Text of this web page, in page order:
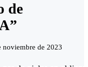
de
noviembre de 2023